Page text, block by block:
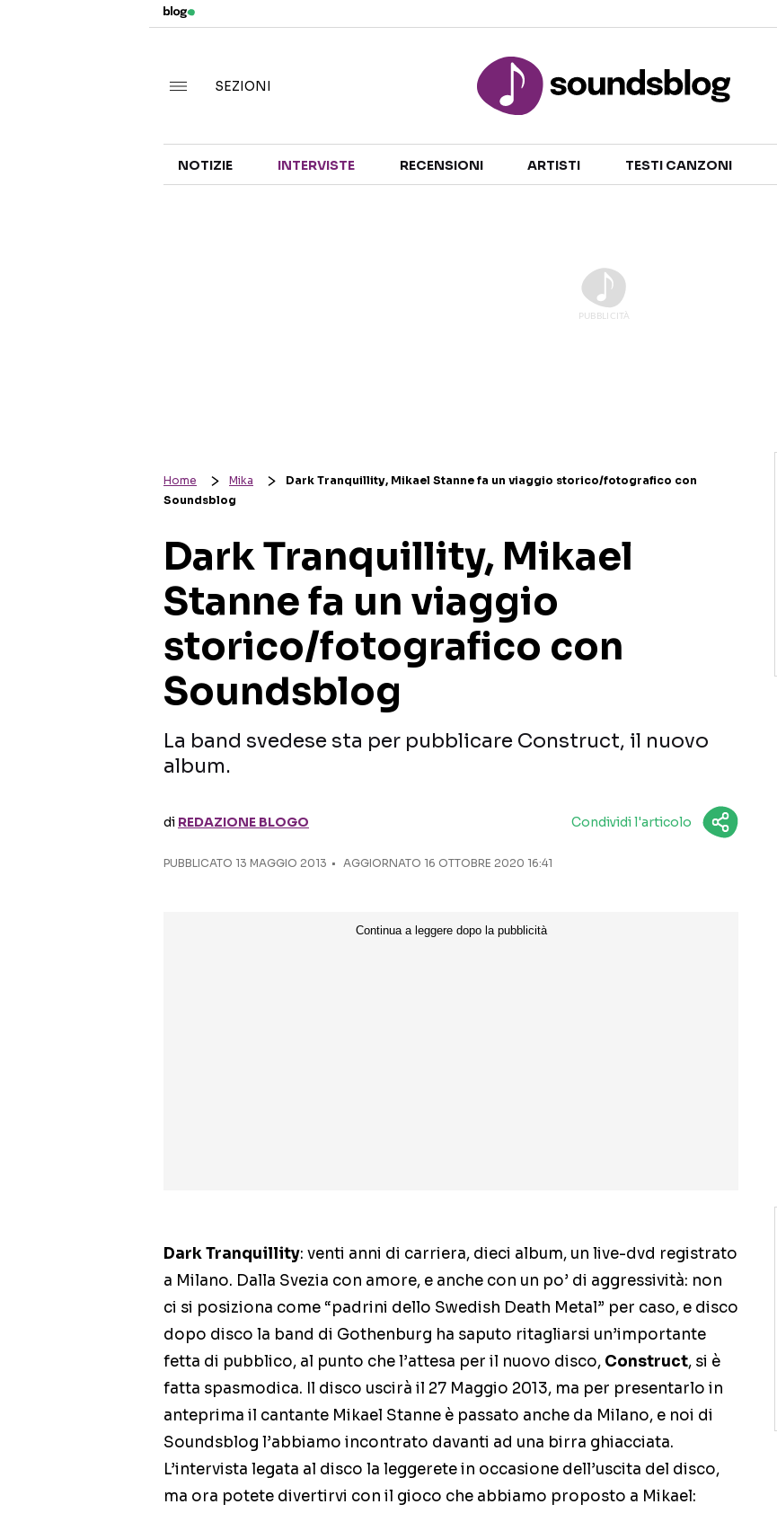
TALENT SHOW
SEZIONI
NOTIZIE INTERVISTE RECENSIONI ARTISTI TESTI CANZONI
Home Mika
Dark Tranquillity, Mikael Stanne fa un viaggio storico/fotografico con
Soundsblog
Dark Tranquillity, Mikael
Stanne fa un viaggio
storico/fotografico con
Soundsblog
La band svedese sta per pubblicare Construct, il nuovo
album.
di REDAZIONE BLOGO Condividi l'articolo
PUBBLICATO 13 MAGGIO 2013 AGGIORNATO 16 OTTOBRE 2020 16:41
Dark Tranquillity: venti anni di carriera, dieci album, un live-dvd registrato
a Milano. Dalla Svezia con amore, e anche con un po’ di aggressività: non
ci si posiziona come “padrini dello Swedish Death Metal” per caso, e disco
dopo disco la band di Gothenburg ha saputo ritagliarsi un’importante
fetta di pubblico, al punto che l’attesa per il nuovo disco, Construct, si è
fatta spasmodica. Il disco uscirà il 27 Maggio 2013, ma per presentarlo in
anteprima il cantante Mikael Stanne è passato anche da Milano, e noi di
Soundsblog l’abbiamo incontrato davanti ad una birra ghiacciata.
L’intervista legata al disco la leggerete in occasione dell’uscita del disco,
ma ora potete divertirvi con il gioco che abbiamo proposto a Mikael: